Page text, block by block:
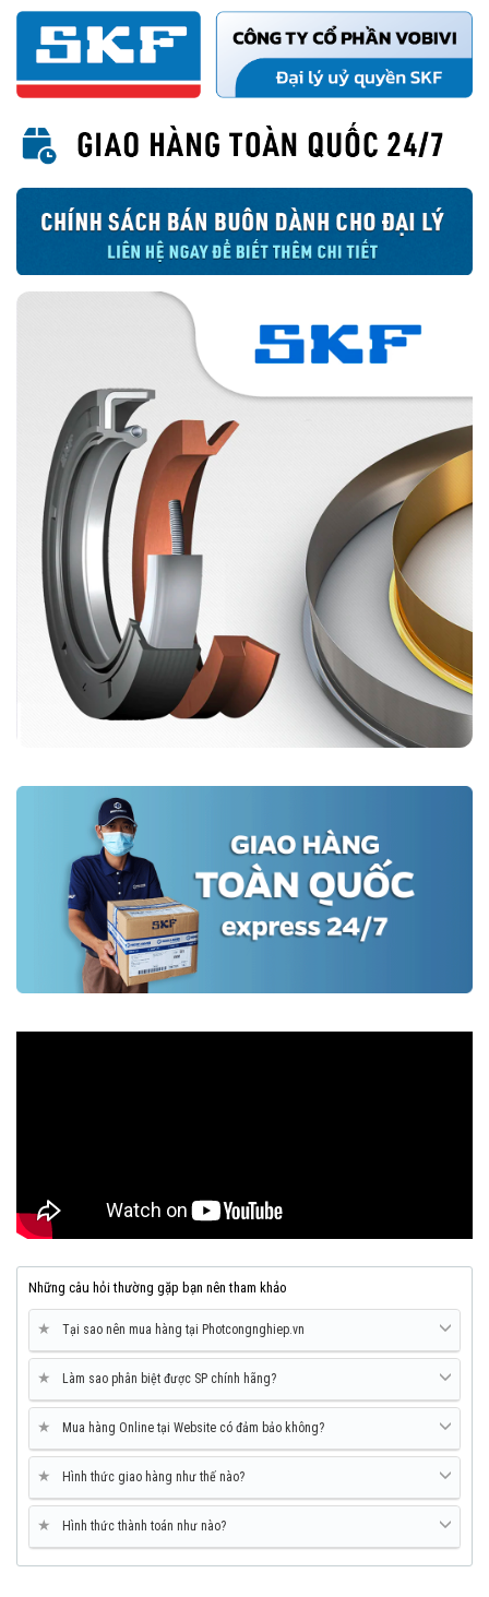
Những câu hỏi thường gặp bạn nên tham khảo
★ Tại sao nên mua hàng tại Photcongnghiep.vn
★ Làm sao phân biệt được SP chính hãng?
★ Mua hàng Online tại Website có đảm bảo không?
★ Hình thức giao hàng như thế nào?
★ Hình thức thành toán như nào?